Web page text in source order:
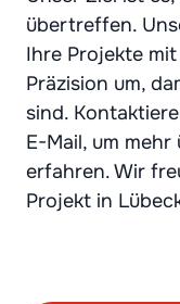
übertreffen.
Ihre Projekte
Präzision um,
sind.
E-Mail, um
erfahren. Wir
Projekt in